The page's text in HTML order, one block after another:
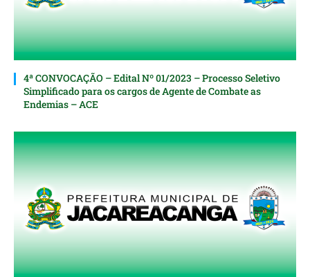
4ª CONVOCAÇÃO – Edital Nº 01/2023 – Processo Seletivo
Simplificado para os cargos de Agente de Combate as
Endemias – ACE